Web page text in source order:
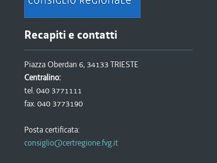
Recapiti e contatti
Piazza Oberdan 6, 34133 TRIESTE
Centralino:
tel. 040 3771111
fax. 040 3773190
Posta certificata:
consiglio@certregione.fvg.it